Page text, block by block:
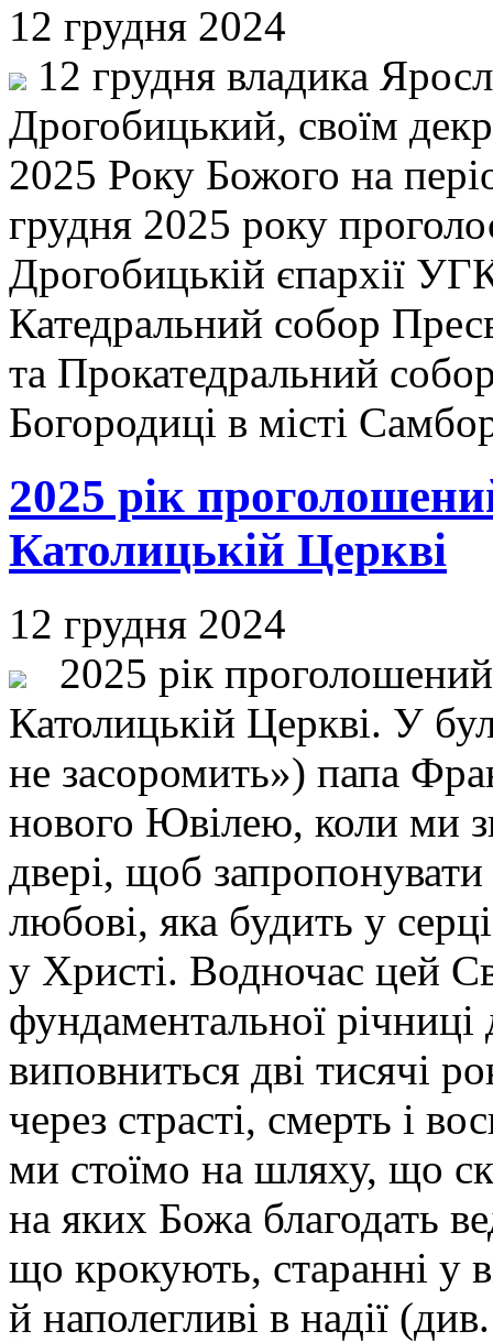
12 грудня 2024
12 грудня владика
Дрогобицький, своїм
2025 Року Божого на
грудня 2025 року
Дрогобицькій єпархії
Катедральний собор
та Прокатедральний
Богородиці в місті
2025 рік
Католицькій Церкві
12 грудня 2024
2025 рік
Католицькій Церкві. У
не засоромить») папа
нового Ювілею, коли ми
двері, щоб
любові, яка будить у
у Христі. Водночас цей
фундаментальної
виповниться дві тисячі
через страсті, смерть і
ми стоїмо на шляху, що
на яких Божа благодать
що крокують, старанні у
й наполегливі в надії